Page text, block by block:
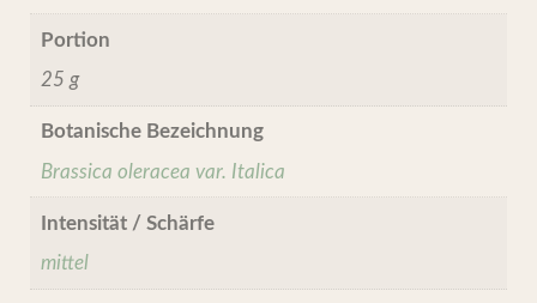
Portion
25 g
Botanische Bezeichnung
Brassica oleracea var. Italica
Intensität / Schärfe
mittel